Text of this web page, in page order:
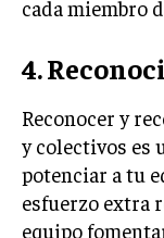
cada miembro
4.
Reconocer y
y colectivos es
potenciar a tu
esfuerzo extra
equipo